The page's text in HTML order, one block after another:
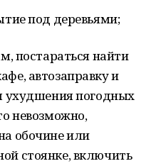
под деревьями;
постараться найти
автозаправку и
ухудшения погодных
невозможно,
обочине или
стоянке, включить